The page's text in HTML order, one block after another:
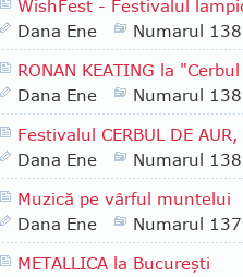
WishFest - Festivalul
Dana Ene
Numarul
RONAN KEATING la
Dana Ene
Numarul
Festivalul CERBUL DE
Dana Ene
Numarul
Muzică pe vârful muntelui
Dana Ene
Numarul
METALLICA la Bucureşti